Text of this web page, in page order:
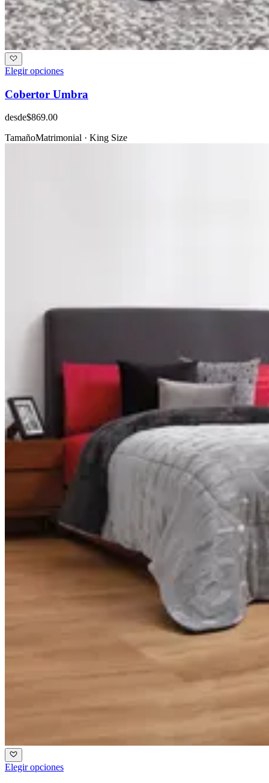
Elegir opciones
Cobertor Umbra
desde$869.00
TamañoMatrimonial · King Size
Elegir opciones